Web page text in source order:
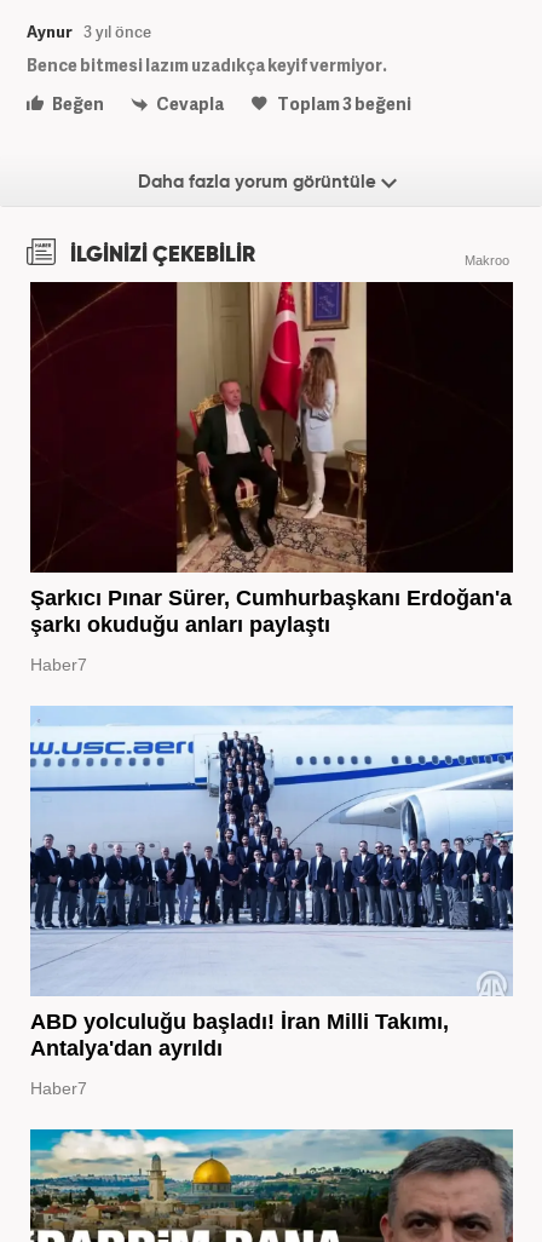
Aynur 3 yıl önce
Bence bitmesi lazım uzadıkça keyif vermiyor.
Beğen
Cevapla Toplam3beğeni
Daha fazla yorum görüntüle
İLGİNİZİ ÇEKEBİLİR Makroo
Şarkıcı Pınar Sürer, Cumhurbaşkanı Erdoğan'a
şarkı okuduğu anları paylaştı
Haber7
ABD yolculuğu başladı! İran Milli Takımı,
Antalya'dan ayrıldı
Haber7